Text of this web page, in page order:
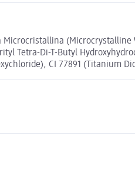
Microcristallina (Microcrystalline
Tetra-Di-T-Butyl
CI 77891 (Titanium